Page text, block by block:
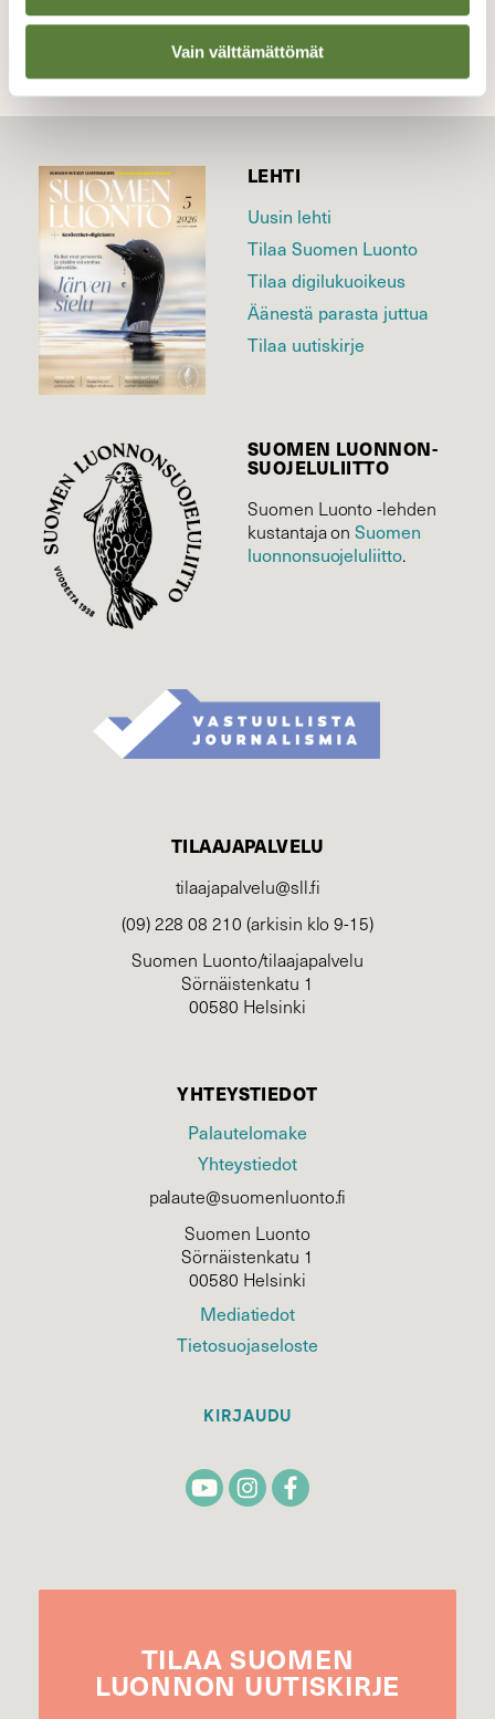
Vain välttämättömät
LEHTI
Uusin lehti
Tilaa Suomen Luonto
Tilaa digilukuoikeus
Äänestä parasta juttua
Tilaa uutiskirje
SUOMEN LUONNON­
SUOJELU­LIITTO
Suomen Luonto -lehden
kustantaja onSuomen
luonnonsuojelu­liitto.
TILAAJAPALVELU
tilaajapalvelu@sll.fi
(09) 228 08 210 (arkisin klo 9-15)
Suomen Luonto/tilaajapalvelu
Sörnäistenkatu 1
00580 Helsinki
YHTEYSTIEDOT
Palautelomake
Yhteystiedot
palaute@suomenluonto.fi
Suomen Luonto
Sörnäistenkatu 1
00580 Helsinki
Mediatiedot
Tietosuojaseloste
KIRJAUDU
TILAA SUOMEN
LUONNON UUTIS­KIRJE